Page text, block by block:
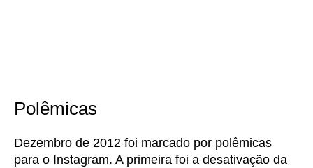
Polêmicas
Dezembro de 2012 foi marcado por polêmicas
para o Instagram. A primeira foi a desativação da